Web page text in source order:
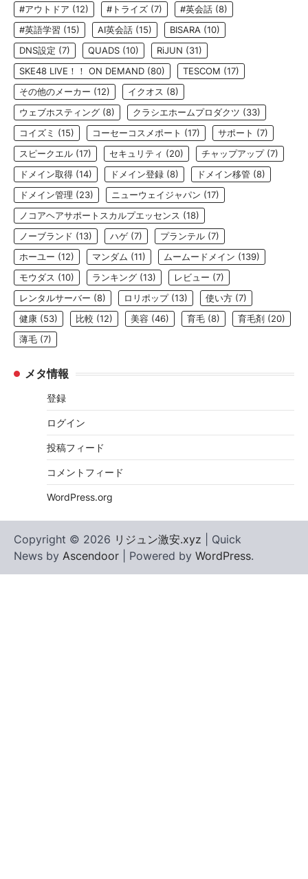
#アウトドア (12) #トライズ (7) #英会話 (8)
#英語学習 (15) AI英会話 (15) BISARA (10)
DNS設定 (7) QUADS (10) RiJUN (31)
SKE48 LIVE！！ ON DEMAND (80) TESCOM (17)
その他のメーカー (12) イクオス (8)
ウェブホスティング (8) クラシエホームプロダクツ (33)
コイズミ (15) コーセーコスメポート (17) サポート (7)
スピークエル (17) セキュリティ (20) チャップアップ(7)
ドメイン取得 (14) ドメイン登録 (8) ドメイン移管 (8)
ドメイン管理 (23) ニューウェイジャパン (17)
ノコアヘアサポートスカルプエッセンス (18)
ノーブランド (13) ハゲ (7) プランテル (7)
ホーユー (12) マンダム (11) ムームードメイン (139)
モウダス (10) ランキング (13) レビュー (7)
レンタルサーバー (8) ロリポップ(13) 使い方 (7)
健康 (53) 比較 (12) 美容 (46) 育毛 (8) 育毛剤 (20)
薄毛 (7)
メタ情報
登録
ログイン
投稿フィード
コメントフィード
WordPress.org
Copyright © 2026 リジュン激安.xyz | Quick
News by Ascendoor | Powered by WordPress.